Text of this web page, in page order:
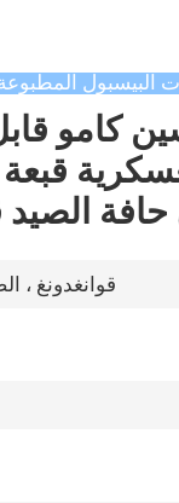
البيسبول
كامو
الصيد
قوانغدونغ ،